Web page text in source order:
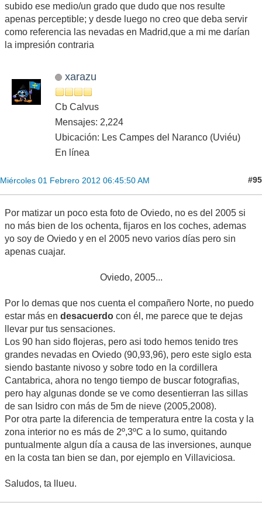
subido ese medio/un grado que dudo que nos resulte
apenas perceptible; y desde luego no creo que deba servir
como referencia las nevadas en Madrid,que a mi me darían
la impresión contraria
xarazu
Cb Calvus
Mensajes: 2,224
Ubicación: Les Campes del Naranco (Uviéu)
En línea
Miércoles 01 Febrero 2012 06:45:50 AM #95
Por matizar un poco esta foto de Oviedo, no es del 2005 si
no más bien de los ochenta, fijaros en los coches, ademas
yo soy de Oviedo y en el 2005 nevo varios días pero sin
apenas cuajar.
Oviedo, 2005...
Por lo demas que nos cuenta el compañero Norte, no puedo
estar más en desacuerdo con él, me parece que te dejas
llevar pur tus sensaciones.
Los 90 han sido flojeras, pero asi todo hemos tenido tres
grandes nevadas en Oviedo (90,93,96), pero este siglo esta
siendo bastante nivoso y sobre todo en la cordillera
Cantabrica, ahora no tengo tiempo de buscar fotografias,
pero hay algunas donde se ve como desentierran las sillas
de san Isidro con más de 5m de nieve (2005,2008).
Por otra parte la diferencia de temperatura entre la costa y la
zona interior no es más de 2º,3ºC a lo sumo, quitando
puntualmente algun día a causa de las inversiones, aunque
en la costa tan bien se dan, por ejemplo en Villaviciosa.
Saludos, ta llueu.